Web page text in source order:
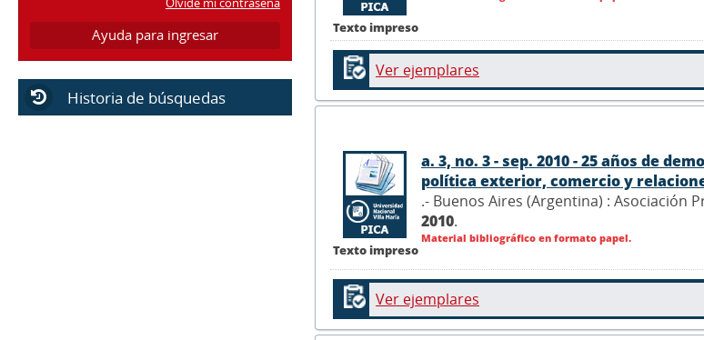
Olvidé mi contraseña
Ayuda para ingresar
Historia de búsquedas
Texto impreso
Ver ejemplares
Texto impreso
a. 3, no. 3 - sep. 2010 - 25 años de
política exterior, comercio y
.- Buenos Aires (Argentina) : Asociación
2010.
Material bibliográfico en formato papel.
Ver ejemplares